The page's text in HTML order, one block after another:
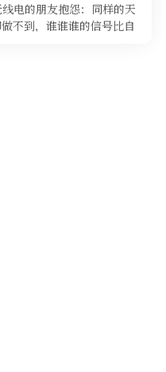
电的朋友抱怨：同样的天
不到，谁谁谁的信号比自